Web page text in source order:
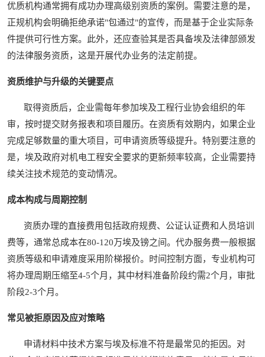
优质机构通常拥有成功办理高级别资质的案例。需要注意的是，
正规机构会明确拒绝承诺"包通过"的宣传，而是基于企业实际条
件提供可行性方案。此外，还应查验其是否具备埃及法律部颁发
的法律服务资质，这是开展代办业务的法定前提。
资质维护与升级的关键要点
取得资质后，企业需每年参加埃及工程行业协会组织的年
审，按时提交财务报表和项目履历。在资质有效期内，如果企业
完成足够数量的重大项目，可申请资质等级提升。特别要注意的
是，埃及政府对机电工程安全要求的更新频率较高，企业需要持
续关注技术规范的变动情况。
成本构成与周期控制
资质办理的直接费用包括政府规费、公证认证费和人员培训
费等，通常总成本在80-120万埃及镑之间。代办服务费一般根据
资质等级和申请难度采用阶梯报价。时间控制方面，专业机构可
将办理周期压缩至4-5个月，其中材料准备阶段约需2个月，审批
阶段2-3个月。
常见被拒原因及应对策略
申请材料中技术方案与埃及标准不符是最常见的拒因。对